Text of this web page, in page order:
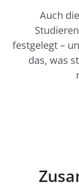
Auch
festgelegt –
das, was